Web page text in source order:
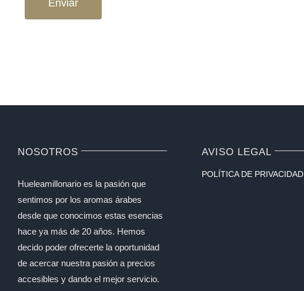
NOSOTROS
Hueleamillonario es la pasión que
sentimos por los aromas árabes
desde que conocimos estas esencias
hace ya más de 20 años. Hemos
decido poder ofrecerte la oportunidad
de acercar nuestra pasión a precios
accesibles y dando el mejor servicio.
AVISO LEGAL
POLÍTICA DE PRIVACIDAD